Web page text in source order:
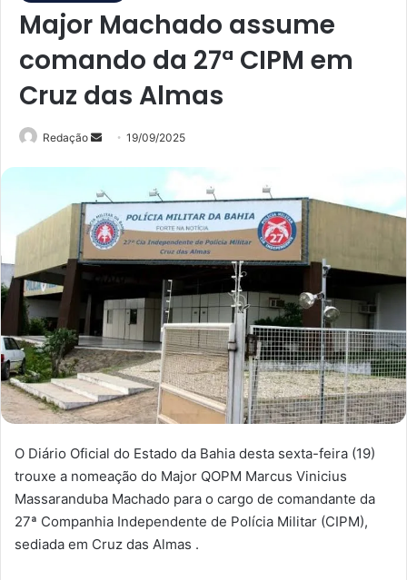
Major Machado assume
comando da 27ª CIPM em
Cruz das Almas
Redação
Mande
mail
19/09/2025
O Diário Oficial do Estado da Bahia desta sexta-feira (19)
trouxe a nomeação do Major QOPM Marcus Vinicius
Massaranduba Machado para o cargo de comandante da
27ª Companhia Independente de Polícia Militar (CIPM),
sediada em Cruz das Almas .